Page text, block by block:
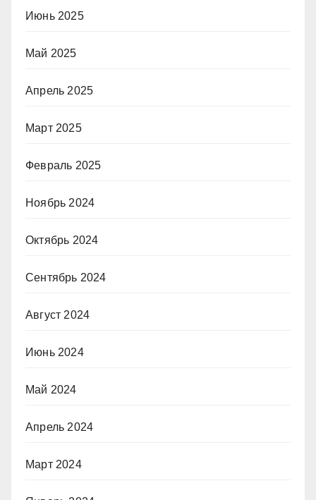
Июнь 2025
Май 2025
Апрель 2025
Март 2025
Февраль 2025
Ноябрь 2024
Октябрь 2024
Сентябрь 2024
Август 2024
Июнь 2024
Май 2024
Апрель 2024
Март 2024